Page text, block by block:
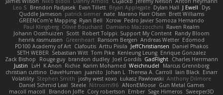
Leo S Brendon Padjasek Evan Tillett Bryan Applegate Dylan Hall J Ewell
Dys
Quddle Jameson patrick siemer nate Mareno Harr Olsen Brett Williams
GREENCom'e Mapping Ryan Bell Xcrow Pedro Javier Somoza Hernando
Paul Klingberg Olivié Bouchard Damiano Mazzocchini Raven Realm
Johann Oosthuizen Scott Robert Tolppi: Support My Content Randy Bloom
henrik rasmussen Greenheart Ransom Bergen Andreas Wetter Edomod
PD100 Academy of Art Clafoutis Arttu Piisila JeffChristiansen Daniel Phakos
SETH WEBER Sebastian Witt Tom Pike Kenleung Leung Enrique Gonzalez
Zack Bishop
Rouge guy brandon dudley Joel Gordils GadFlight Charles Herrmann
Justin
LvH K Anon Richie Karim Mohamed Weichnudel
Marcus Grennborg
christian cuttino DaveHuman juanito Johan L Theresa A. Carroll Iain Black Einarr
Volatility Stephen Smith joshy west xoxo Łukasz Pawłowski Anthony Dilmore
Daniel Schmid Leal Steele Nitrosimi96 ANonEMoose Gun Metal Games
macoll macoll
Brandon Joffe Cory robertson Ember Sage Himeros Sweeper3D